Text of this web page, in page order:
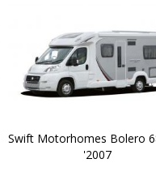
Swift Motorhomes Bolero
'2007